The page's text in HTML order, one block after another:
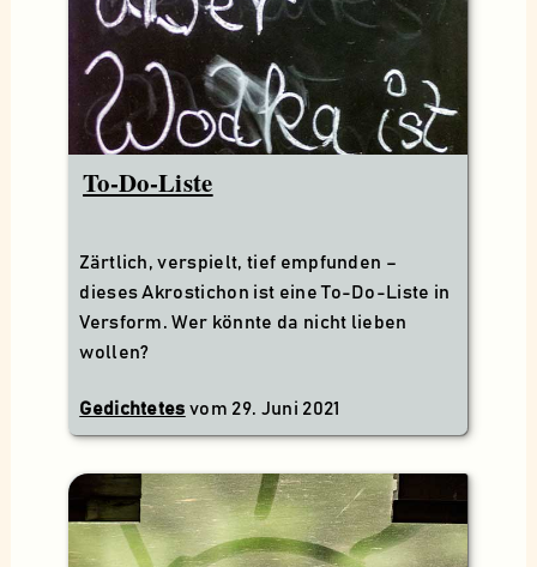
To-Do-Liste
Zärtlich, verspielt, tief empfunden –
dieses Akrostichon ist eine To-Do-Liste in
Versform. Wer könnte da nicht lieben
wollen?
Gedichtetes vom 29. Juni 2021